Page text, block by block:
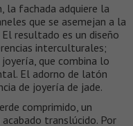
la fachada adquiere la
que se asemejan a la
El resultado es un diseño
interculturales;
que combina lo
El adorno de latón
de joyería de jade.
comprimido, un
translúcido. Por